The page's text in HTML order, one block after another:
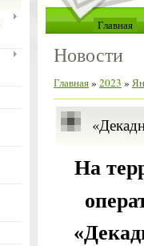
Главная
Новости
Главная» 2023 »
На